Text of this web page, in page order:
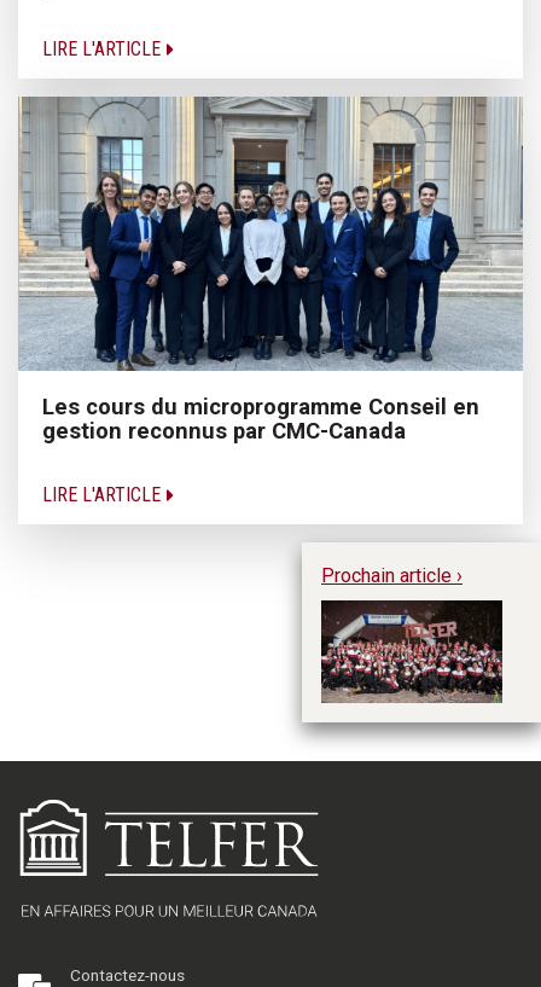
LIRE L'ARTICLE
Les cours du microprogramme Conseil en
gestion reconnus par CMC-Canada
LIRE L'ARTICLE
Prochain article ›
Contactez-nous